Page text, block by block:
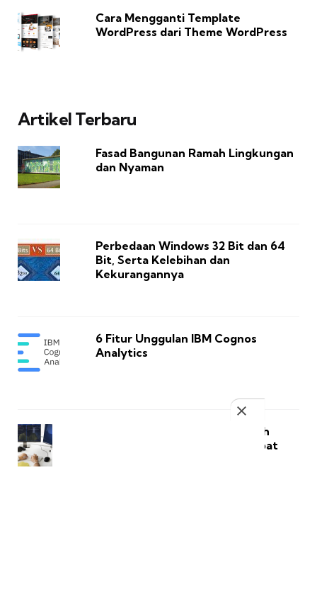
Cara Mengganti Template
WordPress dari Theme WordPress
Artikel Terbaru
Fasad Bangunan Ramah Lingkungan
dan Nyaman
Perbedaan Windows 32 Bit dan 64
Bit, Serta Kelebihan dan
Kekurangannya
6 Fitur Unggulan IBM Cognos
Analytics
Panduan untuk Pemula Memilih
Kursus Programming yang Tepat